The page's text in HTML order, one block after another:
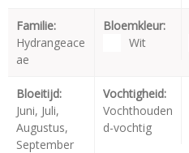
Familie:
Hydrangeace
ae
Bloemkleur:
Wit
Bloeitijd:
Juni, Juli,
Augustus,
September
Vochtigheid:
Vochthouden
d-vochtig